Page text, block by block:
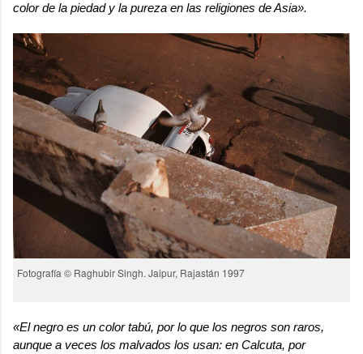
color de la piedad y la pureza en las religiones de Asia».
Fotografía © Raghubir Singh. Jaipur, Rajastán 1997
«El negro es un color tabú, por lo que los negros son raros,
aunque a veces los malvados los usan: en Calcuta, por